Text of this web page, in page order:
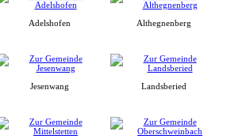
Adelshofen Althegnenberg
Jesenwang Landsberied